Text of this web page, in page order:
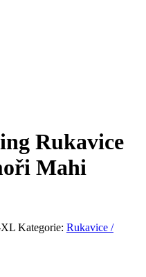
Rukavice
Mahi
XL Kategorie: Rukavice /